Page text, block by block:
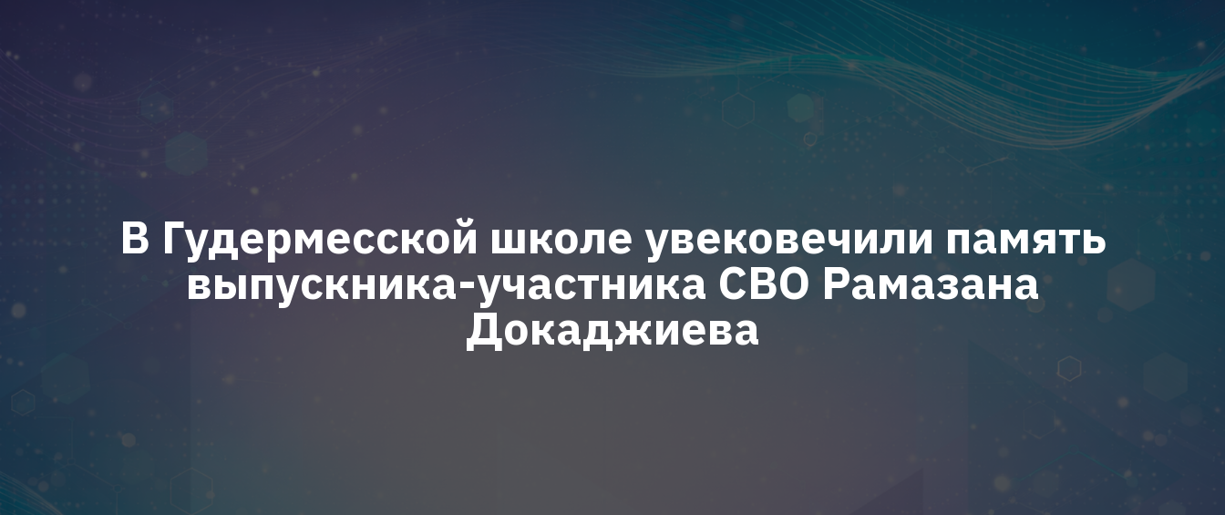
В Гудермесской школе увековечили память
выпускника-участника СВО Рамазана
Докаджиева